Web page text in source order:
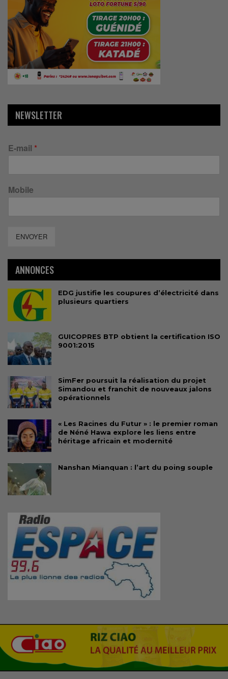
NEWSLETTER
E-mail *
Mobile
ENVOYER
ANNONCES
EDG justifie les coupures d’électricité dans
plusieurs quartiers
GUICOPRES BTP obtient la certification ISO
9001:2015
SimFer poursuit la réalisation du projet
Simandou et franchit de nouveaux jalons
opérationnels
« Les Racines du Futur » : le premier roman
de Néné Hawa explore les liens entre
héritage africain et modernité
Nanshan Mianquan : l’art du poing souple